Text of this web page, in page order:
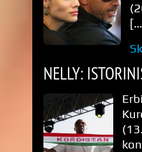
NELLY: